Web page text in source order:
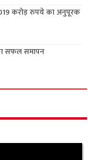
करोड़ रुपये का अनुपूरक
सफल समापन